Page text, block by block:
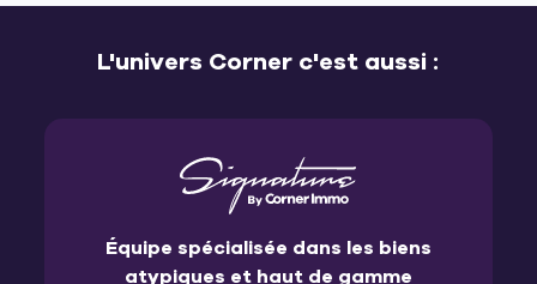
L'univers Corner c'est aussi :
Équipe spécialisée dans les biens
atypiques et haut de gamme